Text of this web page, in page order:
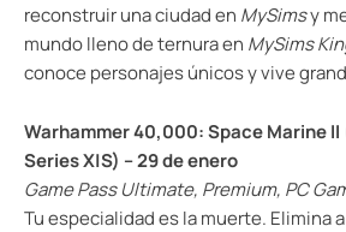
reconstruir una ciudad en MySimsy
mundo lleno de ternura en MySims
conoce personajes únicos y vive
Warhammer 40,000: Space Marine II
Series X|S) – 29 de enero
Game Pass Ultimate, Premium, PC
Tu especialidad es la muerte. Elimina